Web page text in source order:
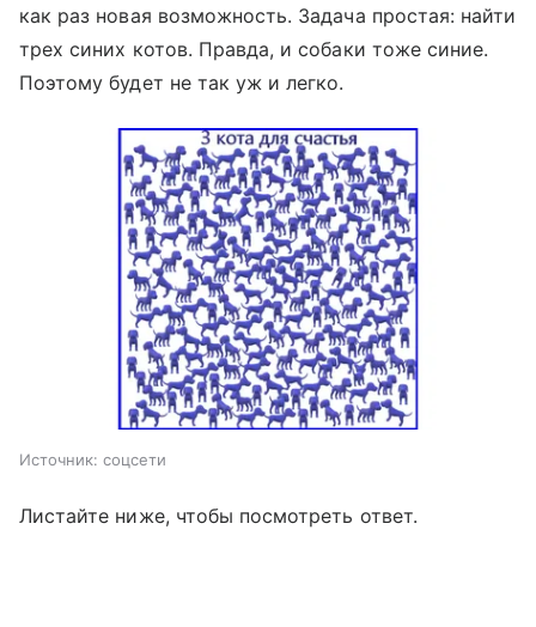
как раз новая возможность. Задача простая: найти
трех синих котов. Правда, и собаки тоже синие.
Поэтому будет не так уж и легко.
Источник: соцсети
Листайте ниже, чтобы посмотреть ответ.